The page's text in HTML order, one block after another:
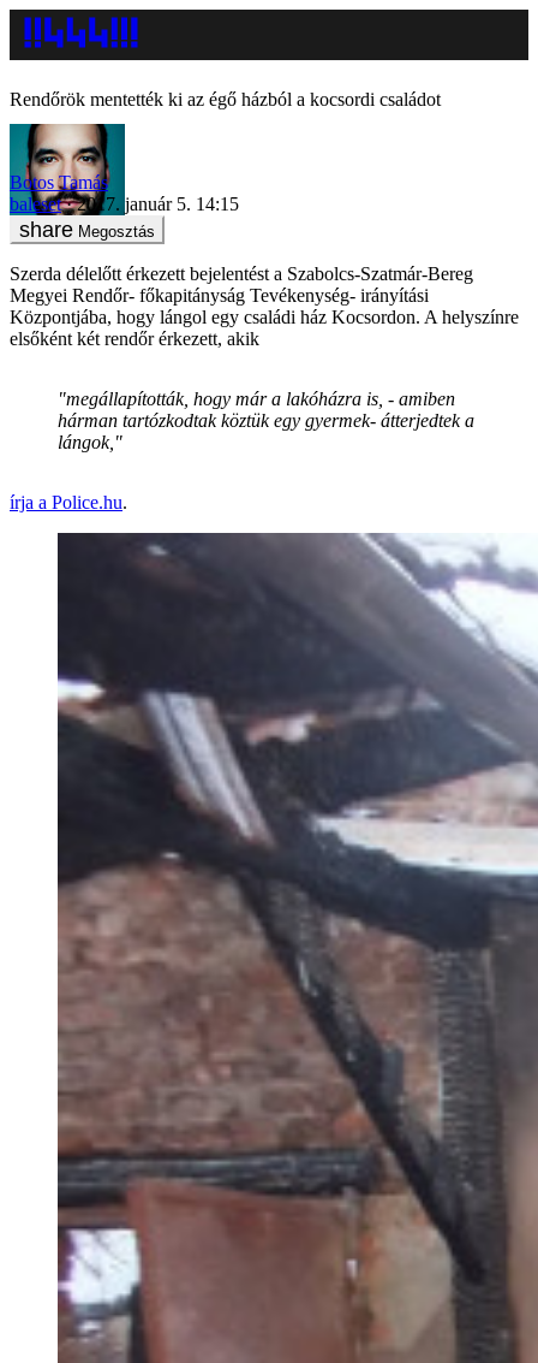
Rendőrök mentették ki az égő házból a kocsordi családot
Botos Tamás
baleset
2017. január 5. 14:15
Megosztás
Szerda délelőtt érkezett bejelentést a Szabolcs-Szatmár-Bereg
Megyei Rendőr- főkapitányság Tevékenység- irányítási
Központjába, hogy lángol egy családi ház Kocsordon. A helyszínre
elsőként két rendőr érkezett, akik
"megállapították, hogy már a lakóházra is, - amiben
hárman tartózkodtak köztük egy gyermek- átterjedtek a
lángok,"
írja a Police.hu.